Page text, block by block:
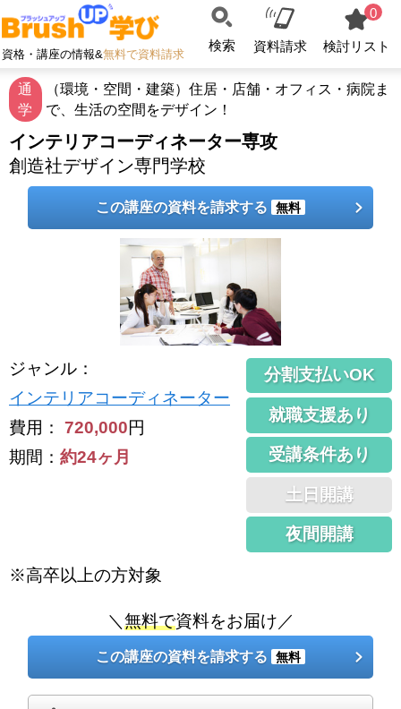
資格・講座の情報&無料で資料請求
検索 資料請求
0
検討リスト
通
学
（環境・空間・建築）住居・店舗・オフィス・病院ま
で、生活の空間をデザイン！
インテリアコーディネーター専攻
創造社デザイン専門学校
この講座の資料を請求する 無料
ジャンル ：
インテリアコーディネーター
費用： 720,000円
期間： 約24ヶ月
分割支払いOK
就職支援あり
受講条件あり
土日開講
夜間開講
※高卒以上の方対象
＼ 無料で資料をお届け／
この講座の資料を請求する 無料